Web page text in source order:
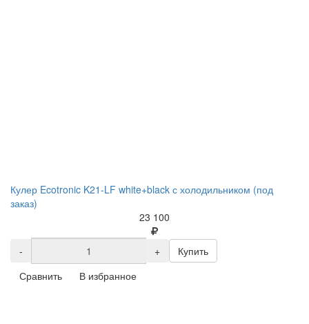
Кулер Ecotronic K21-LF white+black с холодильником (под
заказ)
23 100
- +
Купить
Сравнить
В избранное